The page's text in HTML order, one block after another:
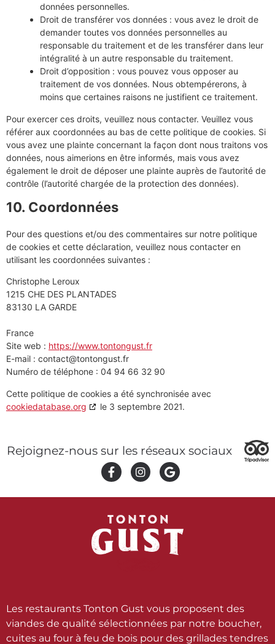
données personnelles.
Droit de transférer vos données : vous avez le droit de
demander toutes vos données personnelles au
responsable du traitement et de les transférer dans leur
intégralité à un autre responsable du traitement.
Droit d’opposition : vous pouvez vous opposer au
traitement de vos données. Nous obtempérerons, à
moins que certaines raisons ne justifient ce traitement.
Pour exercer ces droits, veuillez nous contacter. Veuillez vous
référer aux coordonnées au bas de cette politique de cookies. Si
vous avez une plainte concernant la façon dont nous traitons vos
données, nous aimerions en être informés, mais vous avez
également le droit de déposer une plainte auprès de l’autorité de
contrôle (l’autorité chargée de la protection des données).
10. Coordonnées
Pour des questions et/ou des commentaires sur notre politique
de cookies et cette déclaration, veuillez nous contacter en
utilisant les coordonnées suivantes :
Christophe Leroux
1215 CHE DES PLANTADES
83130 LA GARDE
France
Site web : https://www.tontongust.fr
E-mail : contact@tontongust.fr
Numéro de téléphone : 04 94 66 32 90
Cette politique de cookies a été synchronisée avec
cookiedatabase.org
le 3 septembre 2021.
Rejoignez-nous sur les réseaux sociaux
Les restaurants Tonton Gust vous proposent des
viandes de qualité sélectionnées par notre boucher,
cuites au four à feu de bois pour des grillades tendres